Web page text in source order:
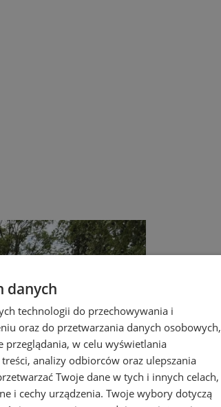
danych
technologii do przechowywania i
oraz do przetwarzania danych osobowych,
w celu wyświetlania
analizy odbiorców oraz ulepszania
Twoje dane w tych i innych celach,
i cechy urządzenia. Twoje wybory dotyczą